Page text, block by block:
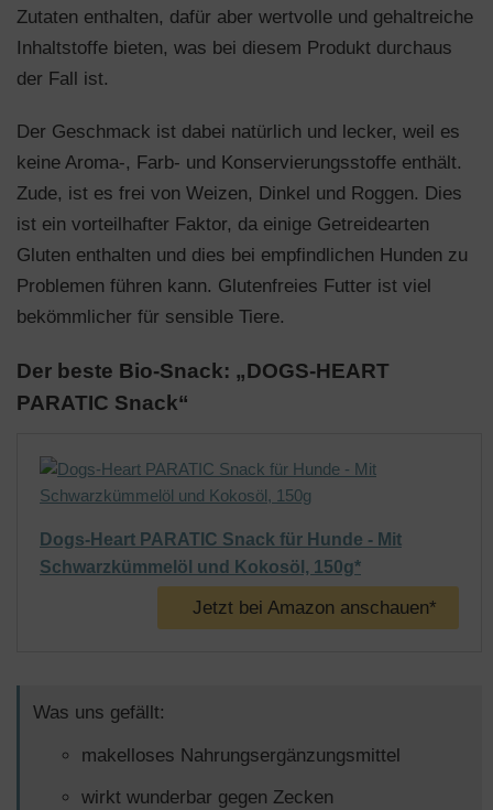
Zutaten enthalten, dafür aber wertvolle und gehaltreiche
Inhaltstoffe bieten, was bei diesem Produkt durchaus
der Fall ist.
Der Geschmack ist dabei natürlich und lecker, weil es
keine Aroma-, Farb- und Konservierungsstoffe enthält.
Zude, ist es frei von Weizen, Dinkel und Roggen. Dies
ist ein vorteilhafter Faktor, da einige Getreidearten
Gluten enthalten und dies bei empfindlichen Hunden zu
Problemen führen kann. Glutenfreies Futter ist viel
bekömmlicher für sensible Tiere.
Der beste Bio-Snack: „DOGS-HEART
PARATIC Snack“
Dogs-Heart PARATIC Snack für Hunde - Mit
Schwarzkümmelöl und Kokosöl, 150g*
Jetzt bei Amazon anschauen*
Was uns gefällt:
makelloses Nahrungsergänzungsmittel
wirkt wunderbar gegen Zecken